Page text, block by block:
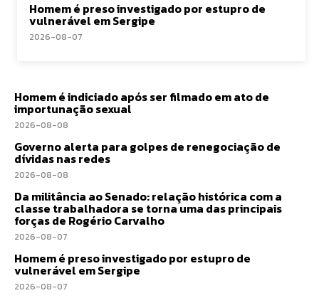
Homem é preso investigado por estupro de
vulnerável em Sergipe
2026-08-07
Homem é indiciado após ser filmado em ato de
importunação sexual
2026-08-08
Governo alerta para golpes de renegociação de
dívidas nas redes
2026-08-08
Da militância ao Senado: relação histórica com a
classe trabalhadora se torna uma das principais
forças de Rogério Carvalho
2026-08-07
Homem é preso investigado por estupro de
vulnerável em Sergipe
2026-08-07